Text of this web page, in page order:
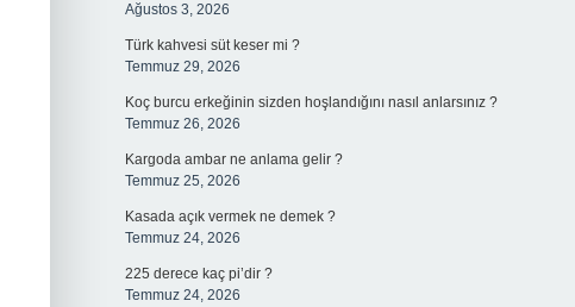
Ağustos 3, 2026
Türk kahvesi süt keser mi ?
Temmuz 29, 2026
Koç burcu erkeğinin sizden hoşlandığını nasıl anlarsınız ?
Temmuz 26, 2026
Kargoda ambar ne anlama gelir ?
Temmuz 25, 2026
Kasada açık vermek ne demek ?
Temmuz 24, 2026
225 derece kaç pi’dir ?
Temmuz 24, 2026